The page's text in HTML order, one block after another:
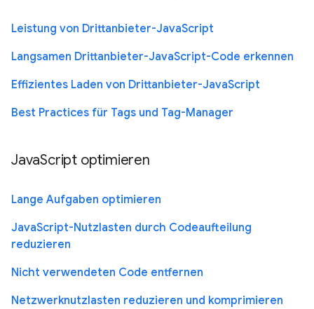
Leistung von Drittanbieter-JavaScript
Langsamen Drittanbieter-JavaScript-Code erkennen
Effizientes Laden von Drittanbieter-JavaScript
Best Practices für Tags und Tag-Manager
JavaScript optimieren
Lange Aufgaben optimieren
JavaScript-Nutzlasten durch Codeaufteilung
reduzieren
Nicht verwendeten Code entfernen
Netzwerknutzlasten reduzieren und komprimieren